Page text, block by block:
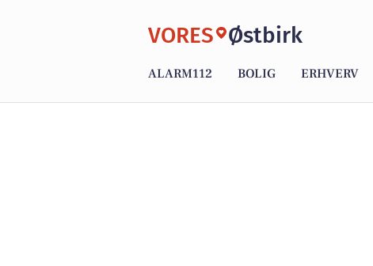
VORES Østbirk
ALARM112 BOLIG ERHVERV